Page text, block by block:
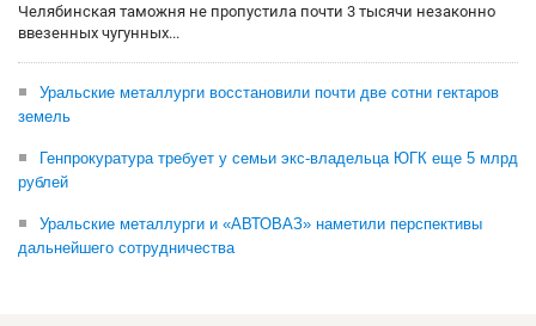
Челябинская таможня не пропустила почти 3 тысячи незаконно
ввезенных чугунных...
Уральские металлурги восстановили почти две сотни гектаров
земель
Генпрокуратура требует у семьи экс-владельца ЮГК еще 5 млрд
рублей
Уральские металлурги и «АВТОВАЗ» наметили перспективы
дальнейшего сотрудничества